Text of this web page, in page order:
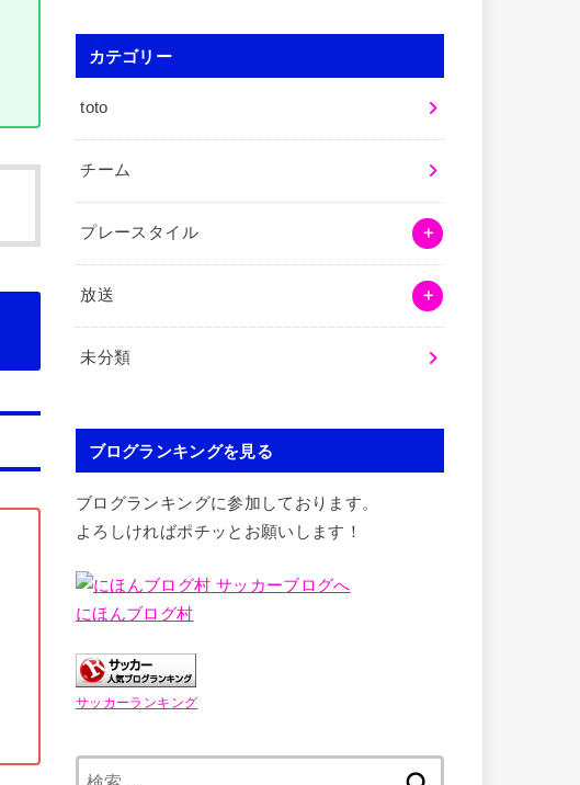
カテゴリー
toto
チーム
プレースタイル
放送
未分類
ブログランキングを見る
ブログランキングに参加しております。
よろしければポチッとお願いします！
にほんブログ村
サッカーランキング